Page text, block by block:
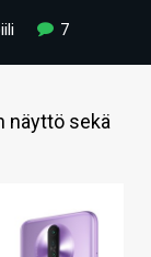
7
näyttö sekä